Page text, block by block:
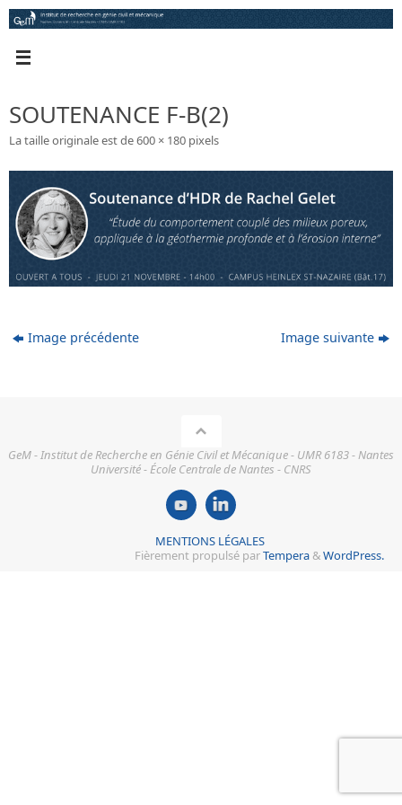
Passer
au
SOUTENANCE F-B(2)
La taille originale est de600 × 180 pixels
Image précédente Image suivante
GeM - Institut de Recherche en Génie Civil et Mécanique - UMR 6183 - Nantes
Université - École Centrale de Nantes - CNRS
MENTIONS LÉGALES
Fièrement propulsé parTempera &WordPress.